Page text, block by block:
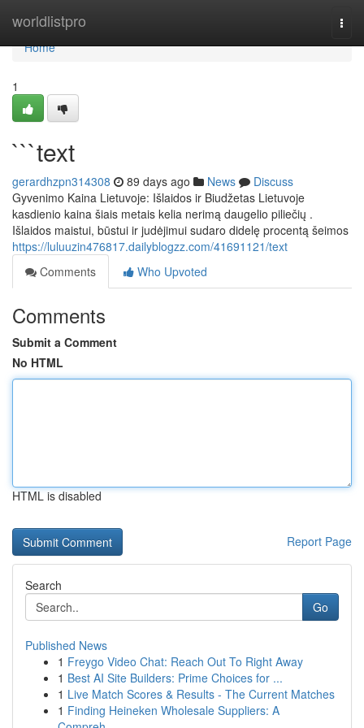
worldlistpro
Home
Home
1
```text
gerardhzpn314308 89 days ago News
Discuss
Gyvenimo Kaina Lietuvoje: Išlaidos ir Biudžetas Lietuvoje
kasdienio kaina šiais metais kelia nerimą daugelio piliečių .
Išlaidos maistui, būstui ir judėjimui sudaro didelę procentą šeimos
https://luluuzin476817.dailyblogzz.com/41691121/text
Comments
Who Upvoted
Comments
Submit a Comment
No HTML
HTML is disabled
Report Page
Search
Go
Published News
1 Freygo Video Chat: Reach Out To Right Away
1 Best AI Site Builders: Prime Choices for ...
1 Live Match Scores & Results - The Current Matches
1 Finding Heineken Wholesale Suppliers: A